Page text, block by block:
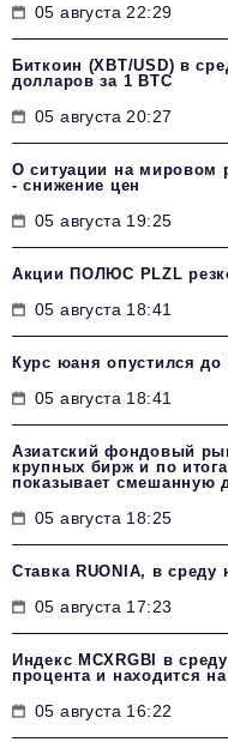
05 августа 22:29
Биткоин (XBT/USD) в
долларов за 1 BTC
05 августа 20:27
О ситуации на мировом
- снижение цен
05 августа 19:25
Акции ПОЛЮС PLZL
05 августа 18:41
Курс юаня опустился до
05 августа 18:41
Азиатский фондовый
крупных бирж и по
показывает смешанную
05 августа 18:25
Ставка RUONIA, в среду
05 августа 17:23
Индекс MCXRGBI в
процента и находится
05 августа 16:22